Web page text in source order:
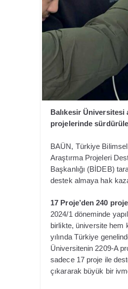
Balıkesir Üniversitesi
projelerinde
BAÜN, Türkiye
Araştırma Projeleri
Başkanlığı (BİDEB)
destek almaya hak
17 Proje’den 240
2024/1 döneminde
birlikte, üniversite hem
yılında Türkiye
Üniversitenin 2209-A
sadece 17 proje ile
çıkararak büyük bir